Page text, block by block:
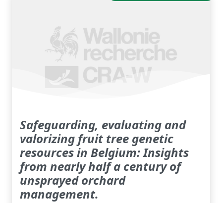
Safeguarding, evaluating and
valorizing fruit tree genetic
resources in Belgium: Insights
from nearly half a century of
unsprayed orchard
management.